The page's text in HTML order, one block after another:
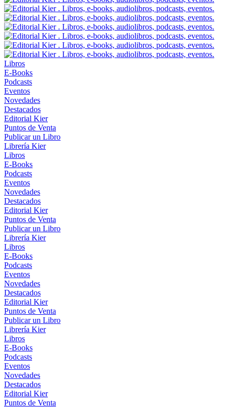
Libros
E-Books
Podcasts
Eventos
Novedades
Destacados
Editorial Kier
Puntos de Venta
Publicar un Libro
Librería Kier
Libros
E-Books
Podcasts
Eventos
Novedades
Destacados
Editorial Kier
Puntos de Venta
Publicar un Libro
Librería Kier
Libros
E-Books
Podcasts
Eventos
Novedades
Destacados
Editorial Kier
Puntos de Venta
Publicar un Libro
Librería Kier
Libros
E-Books
Podcasts
Eventos
Novedades
Destacados
Editorial Kier
Puntos de Venta